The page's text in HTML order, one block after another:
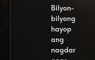
Bilyon-
bilyong
hayop
ang
nagdar